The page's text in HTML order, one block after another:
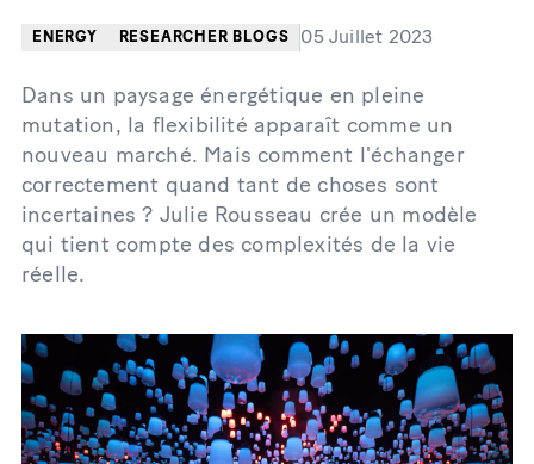
ENERGY RESEARCHER BLOGS 05 Juillet 2023
Dans un paysage énergétique en pleine
mutation, la flexibilité apparaît comme un
nouveau marché. Mais comment l'échanger
correctement quand tant de choses sont
incertaines ? Julie Rousseau crée un modèle
qui tient compte des complexités de la vie
réelle.